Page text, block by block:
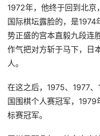
1972年，他终于回到北
国际棋坛露脸的，是
势正盛的宫本直毅九段连
作气把对方斩于马下，日
人。
在这之后，1975、1977
国围棋个人赛冠军，
标赛冠军。